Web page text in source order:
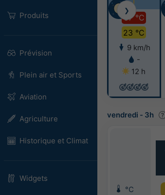
Produits
Prévision
Plein air et Sports
Aviation
Agriculture
Historique et Climat
Widgets
37 °C
23 °C
9 km/h
-
12 h
❯
vendredi - 3h
°C